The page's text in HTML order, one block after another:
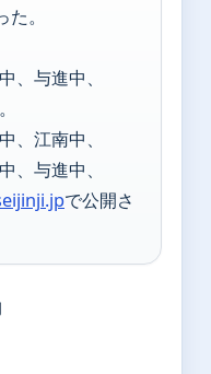
。
、与進中、
、江南中、
、与進中、
で公開さ